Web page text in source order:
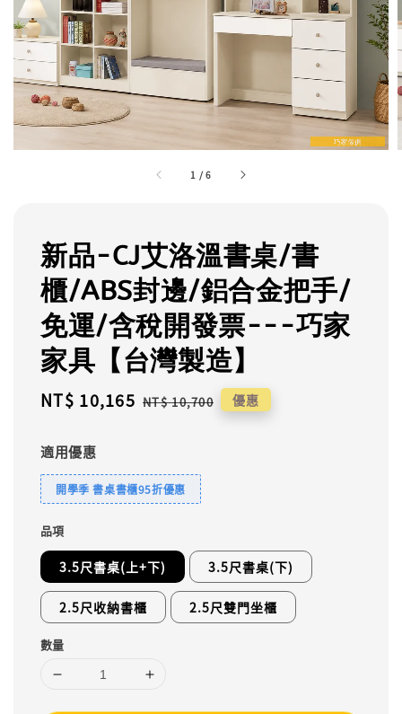
1 /6
新品-CJ艾洛溫書桌/書
櫃/ABS封邊/鋁合金把手/
免運/含稅開發票---巧家
家具【台灣製造】
Sale
NT$ 10,165 Regular
NT$ 10,700 優惠
適用優惠
開學季 書桌書櫃95折優惠
品項
3.5尺書桌(上+下) 3.5尺書桌(下)
2.5尺收納書櫃 2.5尺雙門坐櫃
數量